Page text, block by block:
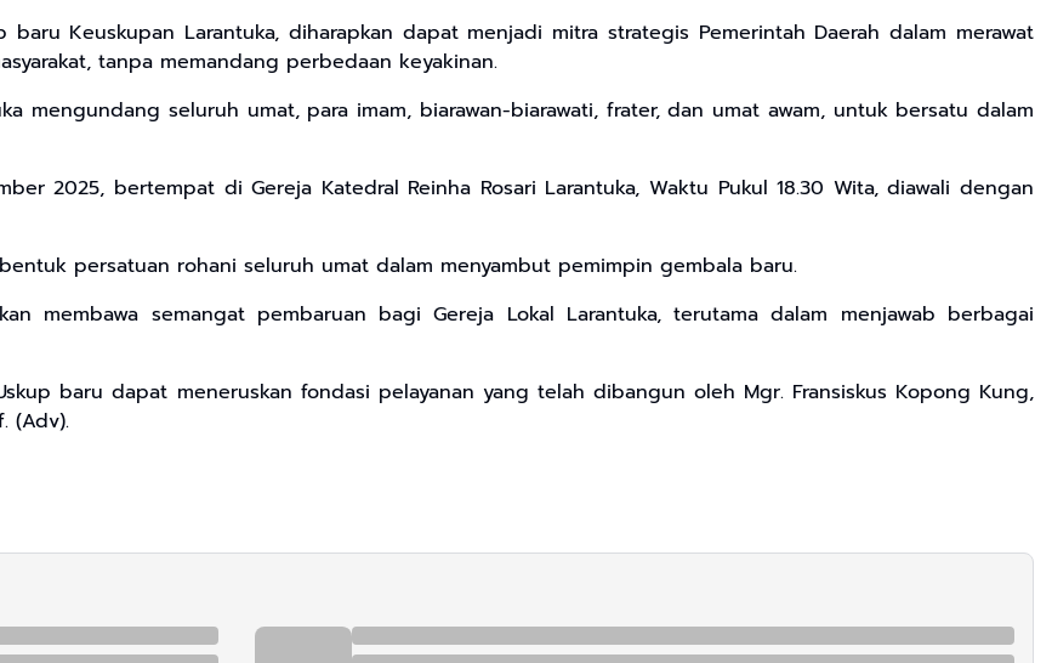
Keuskupan Larantuka, diharapkan dapat menjadi mitra strategis Pemerintah Daerah dalam merawat
tanpa memandang perbedaan keyakinan.
mengundang seluruh umat, para imam, biarawan-biarawati, frater, dan umat awam, untuk bersatu dalam
2025, bertempat di Gereja Katedral Reinha Rosari Larantuka, Waktu Pukul 18.30 Wita, diawali dengan
persatuan rohani seluruh umat dalam menyambut pemimpin gembala baru.
membawa semangat pembaruan bagi Gereja Lokal Larantuka, terutama dalam menjawab berbagai
baru dapat meneruskan fondasi pelayanan yang telah dibangun oleh Mgr. Fransiskus Kopong Kung,
(Adv).